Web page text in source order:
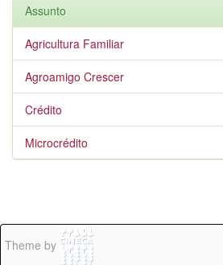
Assunto
Agricultura Familiar
Agroamigo Crescer
Crédito
Microcrédito
Theme by